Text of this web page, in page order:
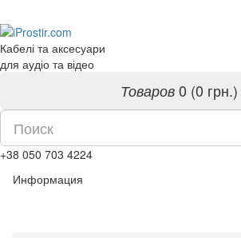
Кабелі та аксесуари
для аудіо та відео
Товаров0 (0 грн.)
+38 050 703 4224
Информация